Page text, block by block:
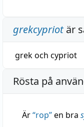
grekcypriotär
grekoch cypriot
Rösta på
Är“rop”en bra